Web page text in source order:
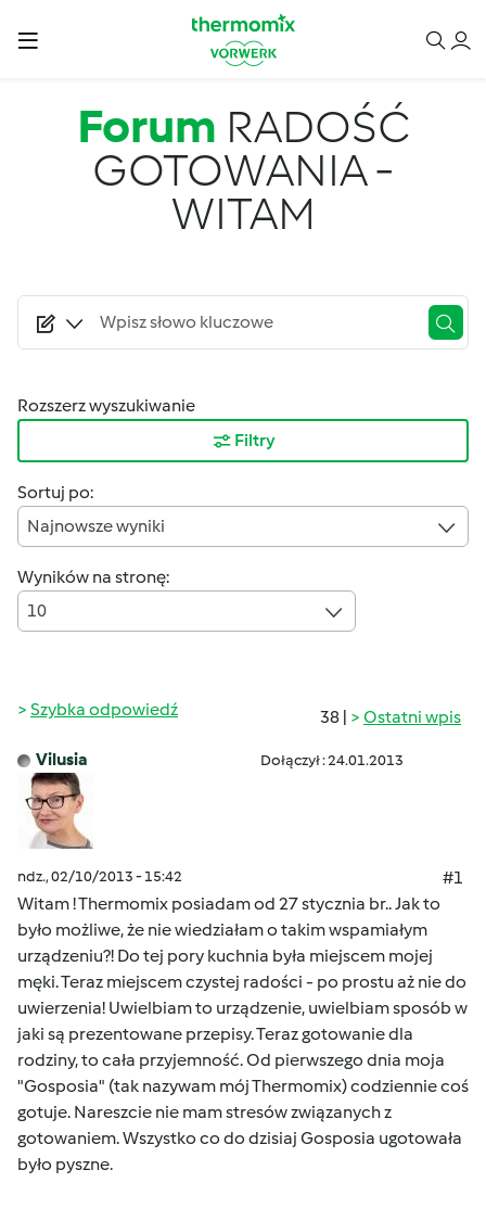
Forum RADOŚĆ
GOTOWANIA -
WITAM
Rozszerz wyszukiwanie
Filtry
Sortuj po:
Najnowsze wyniki
Wyników na stronę:
10
38 | Ostatni wpis
Szybka odpowiedź
Vilusia Dołączył : 24.01.2013
ndz., 02/10/2013 - 15:42
#1
Witam ! Thermomix posiadam od 27 stycznia br.. Jak to
było możliwe, że nie wiedziałam o takim wspamiałym
urządzeniu?! Do tej pory kuchnia była miejscem mojej
męki. Teraz miejscem czystej radości - po prostu aż nie do
uwierzenia! Uwielbiam to urządzenie, uwielbiam sposób w
jaki są prezentowane przepisy. Teraz gotowanie dla
rodziny, to cała przyjemność. Od pierwszego dnia moja
"Gosposia" (tak nazywam mój Thermomix) codziennie coś
gotuje. Nareszcie nie mam stresów związanych z
gotowaniem. Wszystko co do dzisiaj Gosposia ugotowała
było pyszne.